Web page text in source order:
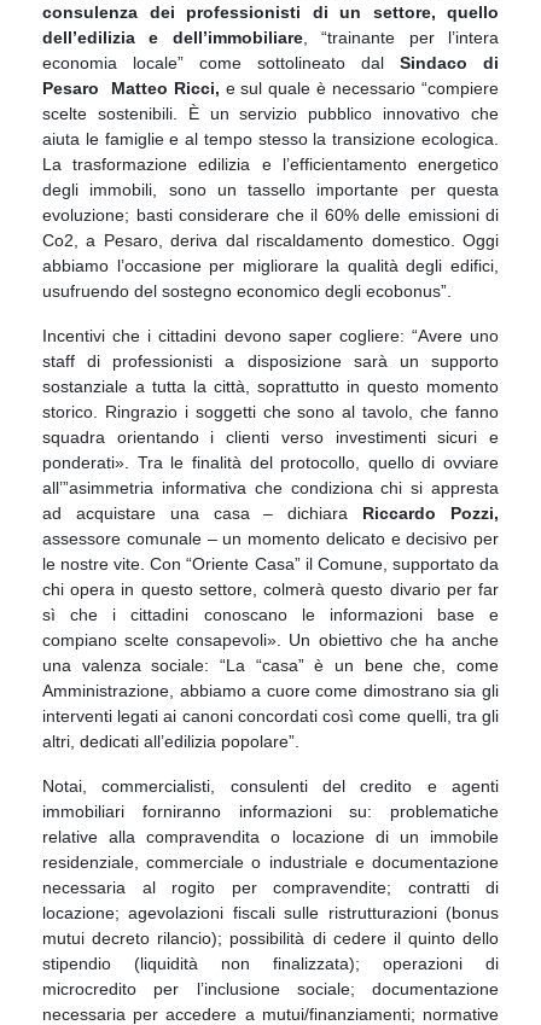
consulenza dei professionisti di un settore, quello
dell’edilizia e dell’immobiliare, “trainante per l’intera
economia locale” come sottolineato dal Sindaco di
Pesaro Matteo Ricci, e sul quale è necessario “compiere
scelte sostenibili. È un servizio pubblico innovativo che
aiuta le famiglie e al tempostesso la transizione ecologica.
La trasformazione edilizia e l’efficientamento energetico
degli immobili, sono un tassello importante per questa
evoluzione; basti considerare che il 60% delle emissioni di
Co2, a Pesaro, deriva dal riscaldamento domestico. Oggi
abbiamo l’occasione per migliorare la qualità degli edifici,
usufruendo del sostegno economico degli ecobonus”.
Incentiviche i cittadini devono saper cogliere: “Avere uno
staff di professionisti a disposizione sarà un supporto
sostanziale a tutta la città, soprattutto in questo momento
storico. Ringrazio i soggetti che sono al tavolo, che fanno
squadra orientando i clienti verso investimenti sicuri e
ponderati». Tra le finalità del protocollo, quello di ovviare
all’”asimmetria informativa che condiziona chi si appresta
ad acquistare una casa – dichiara Riccardo Pozzi,
assessore comunale – un momento delicato e decisivo per
le nostre vite. Con “Oriente Casa” il Comune, supportato da
chi opera in questo settore, colmerà questo divario per far
sì che i cittadini conoscano le informazioni base e
compiano scelte consapevoli». Un obiettivo che ha anche
una valenza sociale: “La “casa” è un bene che, come
Amministrazione, abbiamo a cuore come dimostrano sia gli
interventi legati ai canoni concordati così come quelli, tra gli
altri, dedicati all’edilizia popolare”.
Notai, commercialisti, consulenti del credito e agenti
immobiliari forniranno informazioni su: problematiche
relative alla compravendita o locazione di un immobile
residenziale, commerciale o industriale e documentazione
necessaria al rogito per compravendite; contratti di
locazione;agevolazioni fiscali sulle ristrutturazioni (bonus
mutui decreto rilancio); possibilità di cedere il quinto dello
stipendio (liquidità non finalizzata); operazioni di
microcredito per l’inclusione sociale; documentazione
necessaria per accedere a mutui/finanziamenti; normative